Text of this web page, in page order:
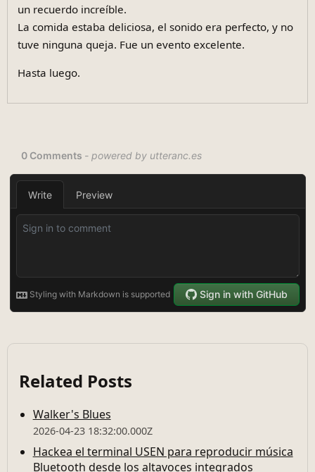
un recuerdo increíble.
La comida estaba deliciosa, el sonido era perfecto, y no
tuve ninguna queja. Fue un evento excelente.
Hasta luego.
Related Posts
Walker's Blues
2026-04-23 18:32:00.000Z
Hackea el terminal USEN para reproducir música
Bluetooth desde los altavoces integrados